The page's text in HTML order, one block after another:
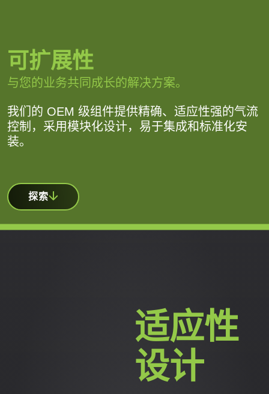
可扩展性
与您的业务共同成长的解决方案。
我们的 OEM 级组件提供精确、适应性强的气流
控制，采用模块化设计，易于集成和标准化安
装。
探索
适应性
设计